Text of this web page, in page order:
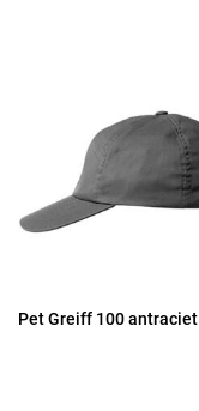
Pet Greiff 100 antraciet